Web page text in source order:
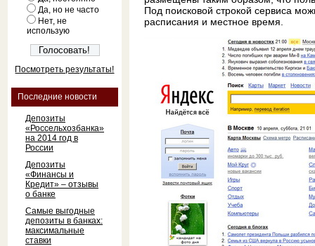
Да, но не часто
Нет, не
использую
Посмотреть результаты!
Последние новости
Депозиты
«Россельхозбанка»
на 2014 год в
России
Депозиты
«Финансы и
Кредит» – отзывы
о банке
Самые выгодные
депозиты в банках:
максимальные
ставки
Под поисковой строкой сервиса
расписания и местное время.